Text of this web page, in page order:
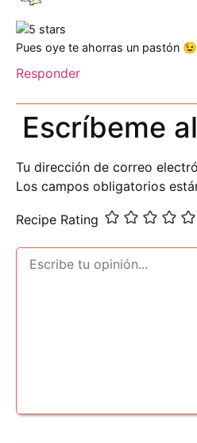
Pues oye te ahorras un pastón 😉
Responder
Escríbeme
Tu dirección de correo
Los campos obligatorios
Recipe Rating